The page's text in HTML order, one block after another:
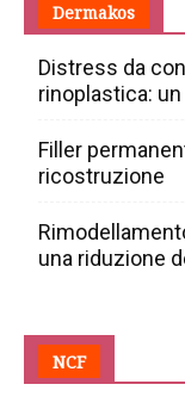
Dermakos
Distress da
rinoplastica:
Filler
ricostruzione
una riduzione
NCF